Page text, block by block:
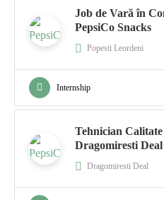
Job de Vară în
PepsiCo Snacks
Popesti Leordeni
Internship
Tehnician
Dragomiresti Deal
Dragomiresti Deal